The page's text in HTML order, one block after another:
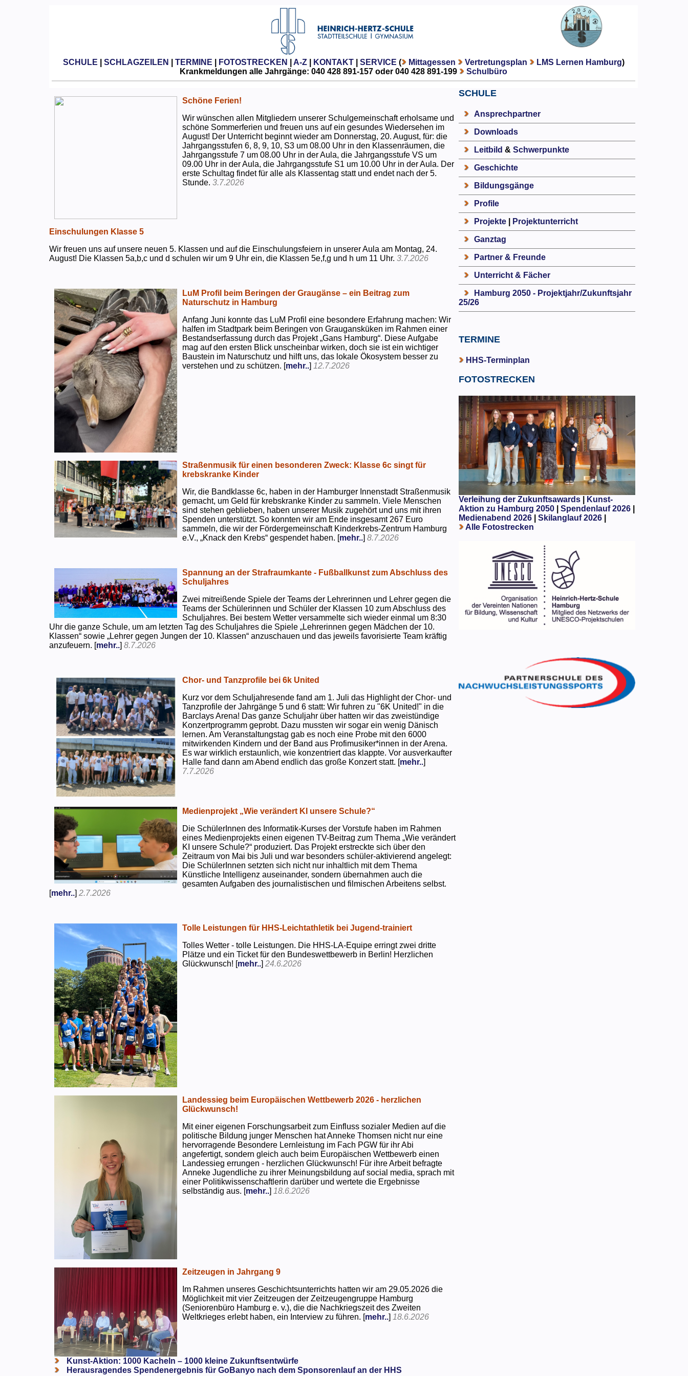
SCHULE SCHLAGZEILEN TERMINE FOTOSTRECKEN A-Z| KONTAKT| SERVICE ( Mittagessen Vertretungsplan LMS Lernen Hamburg)
Krankmeldungen alle Jahrgänge: 040 428 891-157 oder 040 428 891-199
Schulbüro
Schöne Ferien!
Wir wünschen allen Mitgliedern unserer Schulgemeinschaft erholsame und
schöne Sommerferien und freuen uns auf ein gesundes Wiedersehen im
August! Der Unterricht beginnt wieder am Donnerstag, 20. August, für: die
Jahrgangsstufen 6, 8, 9, 10, S3 um 08.00 Uhr in den Klassenräumen, die
Jahrgangsstufe 7 um 08.00 Uhr in der Aula, die Jahrgangsstufe VS um
09.00 Uhr in der Aula, die Jahrgangsstufe S1 um 10.00 Uhr in der Aula. Der
erste Schultag findet für alle als Klassentag statt und endet nach der 5.
Stunde.3.7.2026
Einschulungen Klasse 5
Wir freuen uns auf unsere neuen 5. Klassen und auf die Einschulungsfeiern in unserer Aula am Montag, 24.
August! Die Klassen 5a,b,c und d schulen wir um 9 Uhr ein, die Klassen 5e,f,g und h um 11 Uhr.3.7.2026
LuM Profil beim Beringen der Graugänse – ein Beitrag zum
Naturschutz in Hamburg
Anfang Juni konnte das LuM Profil eine besondere Erfahrung machen: Wir
halfen im Stadtpark beim Beringen von Graugansküken im Rahmen einer
Bestandserfassung durch das Projekt „Gans Hamburg“. Diese Aufgabe
mag auf den ersten Blick unscheinbar wirken, doch sie ist ein wichtiger
Baustein im Naturschutz und hilft uns, das lokale Ökosystem besser zu
verstehen und zu schützen. [mehr..] 12.7.2026
Straßenmusik für einen besonderen Zweck: Klasse 6c singt für
krebskranke Kinder
Wir, die Bandklasse 6c, haben in der Hamburger Innenstadt Straßenmusik
gemacht, um Geld für krebskranke Kinder zu sammeln. Viele Menschen
sind stehen geblieben, haben unserer Musik zugehört und uns mit ihren
Spenden unterstützt. So konnten wir am Ende insgesamt 267 Euro
sammeln, die wir der Fördergemeinschaft Kinderkrebs-Zentrum Hamburg
e.V., „Knack den Krebs“ gespendet haben. [mehr..]8.7.2026
Spannung an der Strafraumkante - Fußballkunst zum Abschluss des
Schuljahres
Zwei mitreißende Spiele der Teams der Lehrerinnen und Lehrer gegen die
Teams der Schülerinnen und Schüler der Klassen 10 zum Abschluss des
Schuljahres. Bei bestem Wetter versammelte sich wieder einmal um 8:30
Uhr die ganze Schule, um am letzten Tag des Schuljahres die Spiele „Lehrerinnen gegen Mädchen der 10.
Klassen“ sowie „Lehrer gegen Jungen der 10. Klassen“ anzuschauen und das jeweils favorisierte Team kräftig
anzufeuern. [mehr..]8.7.2026
Chor- und Tanzprofile bei 6k United
Kurz vor dem Schuljahresende fand am 1. Juli das Highlight der Chor- und
Tanzprofile der Jahrgänge 5 und 6 statt: Wir fuhren zu "6K United!" in die
Barclays Arena! Das ganze Schuljahr über hatten wir das zweistündige
Konzertprogramm geprobt. Dazu mussten wir sogar ein wenig Dänisch
lernen. Am Veranstaltungstag gab es noch eine Probe mit den 6000
mitwirkenden Kindern und der Band aus Profimusiker*innen in der Arena.
Es war wirklich erstaunlich, wie konzentriert das klappte. Vor ausverkaufter
Halle fand dann am Abend endlich das große Konzert statt. [mehr..]
7.7.2026
Medienprojekt „Wie verändert KI unsere Schule?“
Die SchülerInnen des Informatik-Kurses der Vorstufe haben im Rahmen
eines Medienprojekts einen eigenen TV-Beitrag zum Thema „Wie verändert
KI unsere Schule?“ produziert. Das Projekt erstreckte sich über den
Zeitraum von Mai bis Juli und war besonders schüler-aktivierend angelegt:
Die SchülerInnen setzten sich nicht nur inhaltlich mit dem Thema
Künstliche Intelligenz auseinander, sondern übernahmen auch die
gesamten Aufgaben des journalistischen und filmischen Arbeitens selbst.
[mehr..]2.7.2026
Tolle Leistungen für HHS-Leichtathletik bei Jugend-trainiert
Tolles Wetter - tolle Leistungen. Die HHS-LA-Equipe erringt zwei dritte
Plätze und ein Ticket für den Bundeswettbewerb in Berlin! Herzlichen
Glückwunsch! [mehr..]24.6.2026
Landessieg beim Europäischen Wettbewerb 2026 - herzlichen
Glückwunsch!
Mit einer eigenen Forschungsarbeit zum Einfluss sozialer Medien auf die
politische Bildung junger Menschen hat Anneke Thomsen nicht nur eine
hervorragende Besondere Lernleistung im Fach PGW für ihr Abi
angefertigt, sondern gleich auch beim Europäischen Wettbewerb einen
Landessieg errungen - herzlichen Glückwunsch! Für ihre Arbeit befragte
Anneke Jugendliche zu ihrer Meinungsbildung auf social media, sprach mit
einer Politikwissenschaftlerin darüber und wertete die Ergebnisse
selbständig aus. [mehr..] 18.6.2026
Zeitzeugen in Jahrgang 9
Im Rahmen unseres Geschichtsunterrichts hatten wir am 29.05.2026 die
Möglichkeit mit vier Zeitzeugen der Zeitzeugengruppe Hamburg
(Seniorenbüro Hamburg e. v.), die die Nachkriegszeit des Zweiten
Weltkrieges erlebt haben, ein Interview zu führen. [mehr..] 18.6.2026
Kunst-Aktion: 1000 Kacheln – 1000 kleine Zukunftsentwürfe
Herausragendes Spendenergebnis für GoBanyo nach dem Sponsorenlauf an der HHS
SCHULE
Ansprechpartner
Downloads
Leitbild & Schwerpunkte
Geschichte
Bildungsgänge
Profile
Projekte| Projektunterricht
Ganztag
Partner & Freunde
Unterricht & Fächer
Hamburg 2050 - Projektjahr/Zukunftsjahr
25/26
TERMINE
HHS-Terminplan
FOTOSTRECKEN
Verleihung der Zukunftsawards|
Kunst-
Aktion zu Hamburg 2050
Spendenlauf 2026|
Medienabend 2026| Skilanglauf 2026|
Alle Fotostrecken